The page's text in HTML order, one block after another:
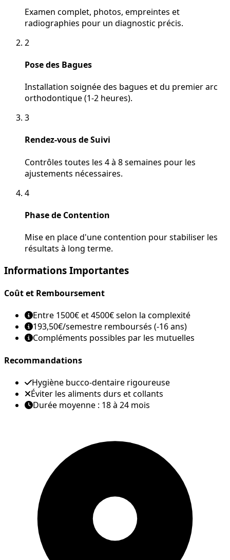
Examen complet, photos, empreintes et
radiographies pour un diagnostic précis.
2
Pose des Bagues
Installation soignée des bagues et du premier arc
orthodontique (1-2 heures).
3
Rendez-vous de Suivi
Contrôles toutes les 4 à 8 semaines pour les
ajustements nécessaires.
4
Phase de Contention
Mise en place d'une contention pour stabiliser les
résultats à long terme.
Informations Importantes
Coût et Remboursement
Entre 1500€ et 4500€ selon la complexité
193,50€/semestre remboursés (-16 ans)
Compléments possibles par les mutuelles
Recommandations
Hygiène bucco-dentaire rigoureuse
Éviter les aliments durs et collants
Durée moyenne : 18 à 24 mois